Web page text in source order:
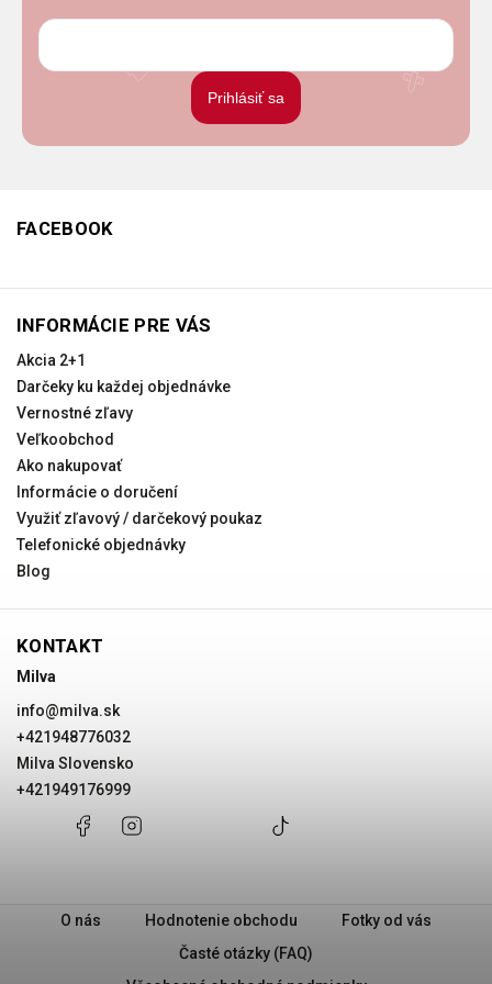
Prihlásiť sa
FACEBOOK
INFORMÁCIE PRE VÁS
Akcia 2+1
Darčeky ku každej objednávke
Vernostné zľavy
Veľkoobchod
Ako nakupovať
Informácie o doručení
Využiť zľavový / darčekový poukaz
Telefonické objednávky
Blog
KONTAKT
Milva
info@milva.sk
+421948776032
Milva Slovensko
+421949176999
+421948776032
Facebook
Slovensko
+421949176999
O nás Hodnotenie obchodu
Fotky od vás
Časté otázky (FAQ)